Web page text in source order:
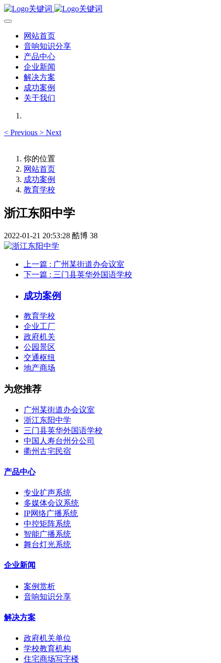
网站首页
音响知识分享
产品中心
企业新闻
解决方案
成功案例
关于我们
< Previous > Next
你的位置
网站首页
成功案例
教育学校
浙江东阳中学
2022-01-21 20:53:28 酷博 38
上一篇 : 广州某街道办会议室
下一篇 : 三门县英华外国语学校
成功案例
教育学校
企业工厂
政府机关
公园景区
交通枢纽
地产商场
为您推荐
广州某街道办会议室
浙江东阳中学
三门县英华外国语学校
中国人寿台州分公司
衢州古宅民宿
产品中心
专业扩声系统
多媒体会议系统
IP网络广播系统
中控矩阵系统
智能广播系统
舞台灯光系统
企业新闻
案例赏析
音响知识分享
解决方案
政府机关单位
学校教育机构
住宅商场写字楼